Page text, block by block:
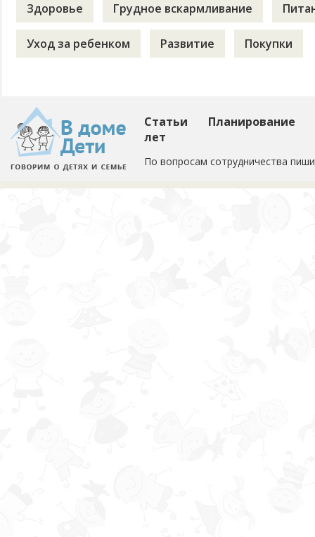
Здоровье Грудное вскармливание
Уход за ребенком Развитие Покупки
Статьи
Планирование
лет
По вопросам сотрудничества